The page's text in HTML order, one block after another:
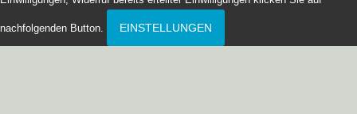
nachfolgenden Button. EINSTELLUNGEN